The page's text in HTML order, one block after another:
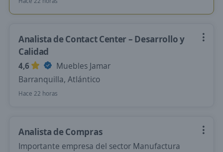
Analista de Contact Center – Desarrollo y
Calidad
4,6
Muebles Jamar
Barranquilla, Atlántico
Hace 22 horas
Analista de Compras
Importante empresa del sector Manufactura